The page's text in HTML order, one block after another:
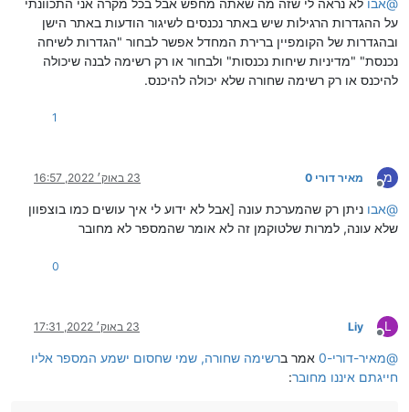
@אבו לא נראה לי שזה מה שאתה מחפש אבל בכל מקרה אני התכוונתי
על ההגדרות הרגילות שיש באתר נכנסים לשיגור הודעות באתר הישן
ובהגדרות של הקומפיין ברירת המחדל אפשר לבחור "הגדרות לשיחה
נכנסת" "מדיניות שיחות נכנסות" ולבחור או רק רשימה לבנה שיכולה
להיכנס או רק רשימה שחורה שלא יכולה להיכנס.
1
מ
מנותק
מאיר דורי 0 23 באוק׳ 2022, 16:57
@אבו ניתן רק שהמערכת עונה [אבל לא ידוע לי איך עושים כמו בוצפוון
שלא עונה, למרות שלטוקמן זה לא אומר שהמספר לא מחובר
0
L
מנותק
Liy 23 באוק׳ 2022, 17:31
@מאיר-דורי-0 אמר ברשימה שחורה, שמי שחסום ישמע המספר אליו
חייגתם איננו מחובר: